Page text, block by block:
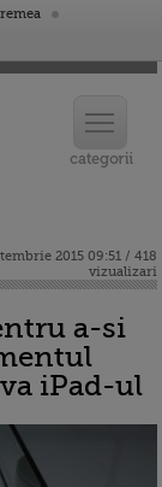
2015 09:51 / 418
vizualizari
a-si
iPad-ul